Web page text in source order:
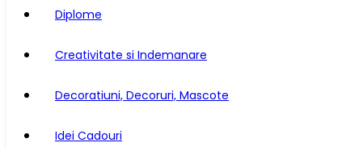
Diplome
Creativitate si Indemanare
Decoratiuni, Decoruri, Mascote
Idei Cadouri